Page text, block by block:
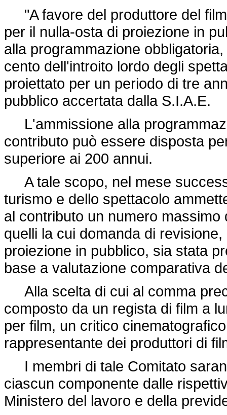
"A favore del produttore del
per il nulla-osta di proiezione in
alla programmazione
cento dell'introito lordo degli
proiettato per un periodo di tre
pubblico accertata dalla S.I.A.E.
L'ammissione alla
contributo può essere disposta
superiore ai 200 annui.
A tale scopo, nel mese
turismo e dello spettacolo
al contributo un numero
quelli la cui domanda di
proiezione in pubblico, sia stata
base a valutazione comparativa
Alla scelta di cui al comma
composto da un regista di film a
per film, un critico
rappresentante dei produttori di
I membri di tale Comitato
ciascun componente dalle
Ministero del lavoro e della